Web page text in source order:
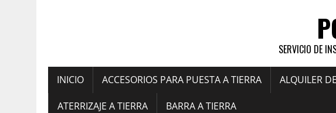
SERVICIO DE
INICIO ACCESORIOS PARA PUESTA A TIERRA ALQUILER
ATERRIZAJE A TIERRA BARRA A TIERRA